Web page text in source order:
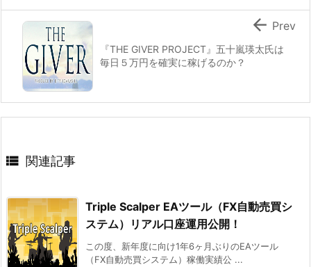
『THE GIVER PROJECT』五十嵐瑛太氏は
毎日５万円を確実に稼げるのか？
 Prev
 関連記事
Triple Scalper EAツール（FX自動売買シ
ステム）リアル口座運用公開！
この度、新年度に向け1年6ヶ月ぶりのEAツール
（FX自動売買システム）稼働実績公 ...